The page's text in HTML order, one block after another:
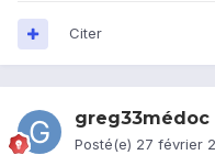
Citer
greg33médoc
Posté(e) 27 février